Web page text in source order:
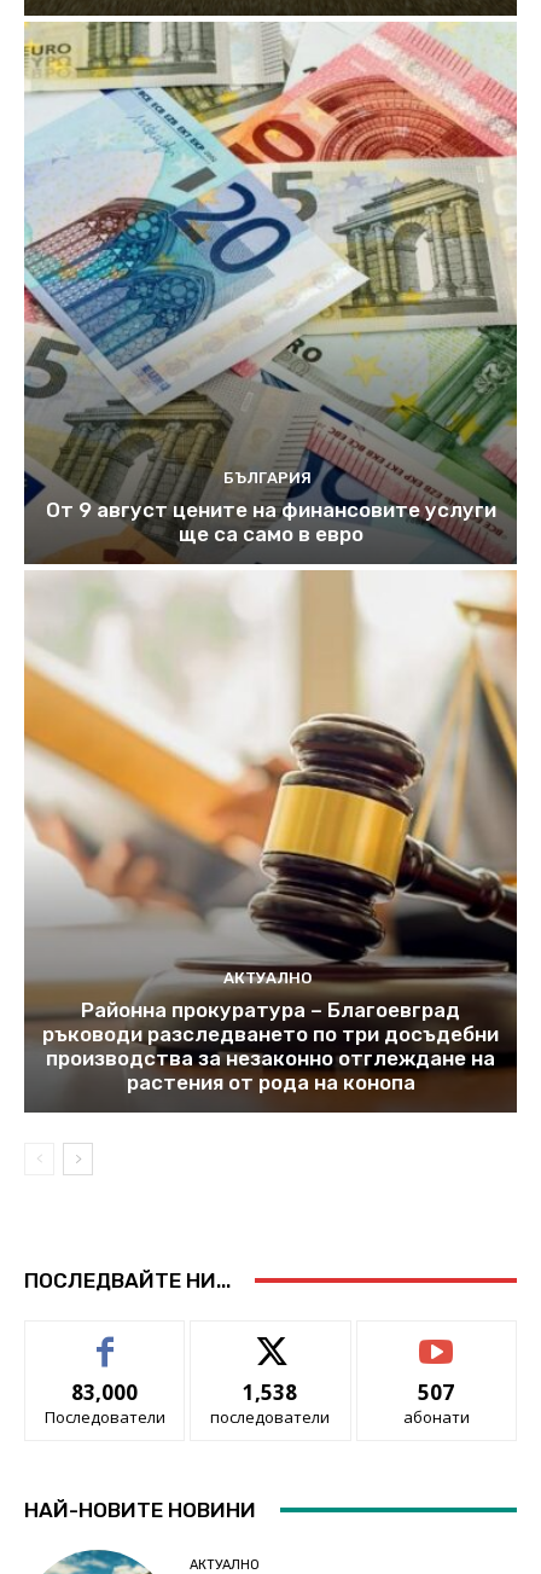
БЪЛГАРИЯ
От 9 август цените на финансовите услуги
ще са само в евро
АКТУАЛНО
Районна прокуратура – Благоевград
ръководи разследването по три досъдебни
производства за незаконно отглеждане на
растения от рода на конопа
ПОСЛЕДВАЙТЕ НИ...
83,000
Последователи
1,538
последователи
507
абонати
НАЙ-НОВИТЕ НОВИНИ
АКТУАЛНО